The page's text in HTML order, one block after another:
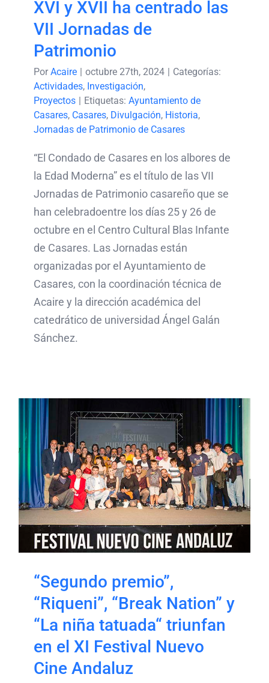
XVI y XVII ha centrado las
VII Jornadas de
Patrimonio
PorAcaire | octubre 27th, 2024 | Categorías:
Actividades, Investigación,
Proyectos | Etiquetas: Ayuntamiento de
Casares, Casares, Divulgación, Historia,
Jornadas de Patrimonio de Casares
“El Condado de Casares en los albores de
la Edad Moderna” es el título de las VII
Jornadas de Patrimonio casareño que se
han celebradoentre los días 25 y 26 de
octubre en el Centro Cultural Blas Infante
de Casares. Las Jornadas están
organizadas por el Ayuntamiento de
Casares, con la coordinación técnica de
Acaire y la dirección académica del
catedrático de universidad Ángel Galán
Sánchez.
“Segundo premio”,
“Riqueni”, “Break Nation”
y “La niña tatuada“
triunfan en el XI Festival
Nuevo Cine Andaluz
“Segundo premio”,
“Riqueni”, “Break Nation” y
“La niña tatuada“ triunfan
en el XI Festival Nuevo
Cine Andaluz